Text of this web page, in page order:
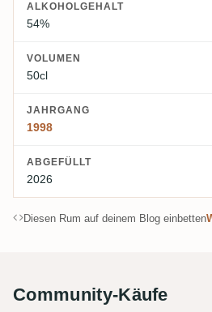
ALKOHOLGEHALT
54%
VOLUMEN
50cl
JAHRGANG
1998
ABGEFÜLLT
2026
Diesen Rum auf deinem Blog einbetten
Community-Käufe